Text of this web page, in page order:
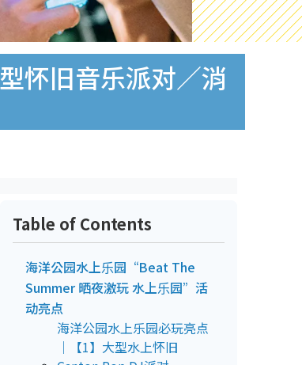
怀旧音乐派对／消
Table of Contents
海洋公园水上乐园“Beat The
Summer 晒夜激玩 水上乐园”活
动亮点
海洋公园水上乐园必玩亮点
｜【1】大型水上怀旧